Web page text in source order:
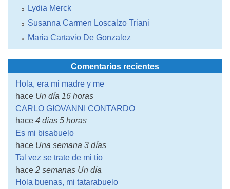
Lydia Merck
Susanna Carmen Loscalzo Triani
Maria Cartavio De Gonzalez
Comentarios recientes
Hola, era mi madre y me
hace Un día 16 horas
CARLO GIOVANNI CONTARDO
hace 4 días 5 horas
Es mi bisabuelo
hace Una semana 3 días
Tal vez se trate de mi tío
hace 2 semanas Un día
Hola buenas, mi tatarabuelo